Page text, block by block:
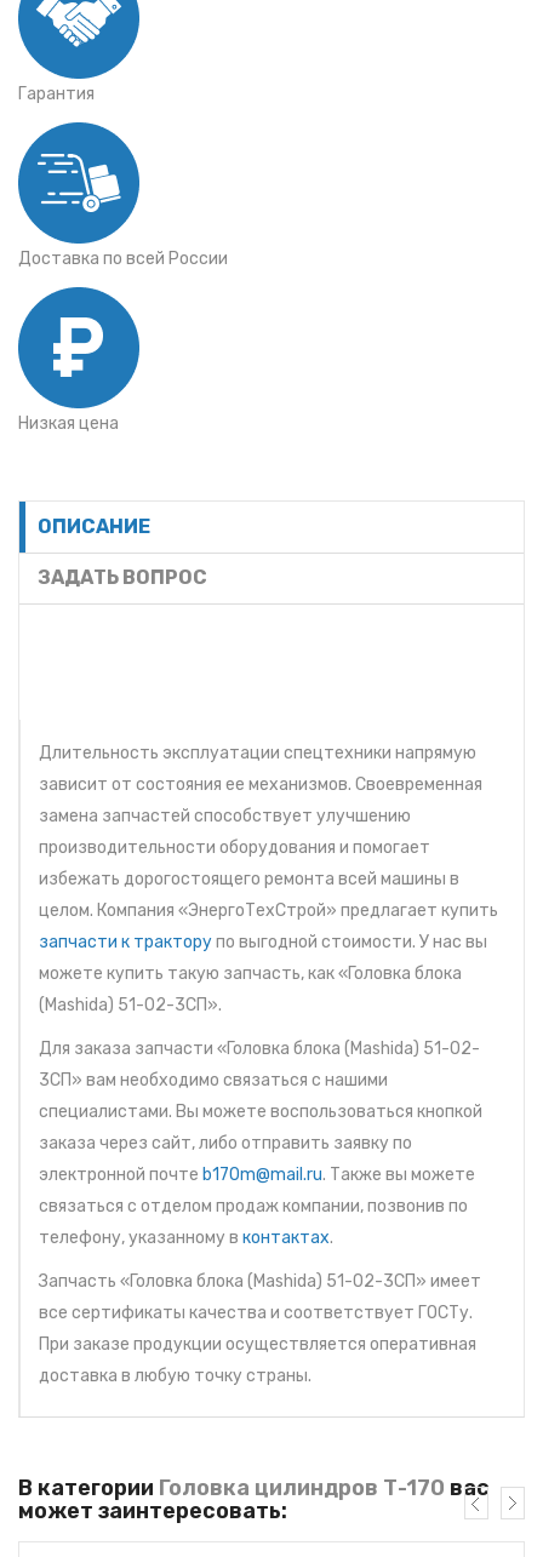
Гарантия
Доставка по всей России
Низкая цена
ОПИСАНИЕ
ЗАДАТЬ ВОПРОС
Длительность эксплуатации спецтехники напрямую
зависит от состояния ее механизмов. Своевременная
замена запчастей способствует улучшению
производительности оборудования и помогает
избежать дорогостоящего ремонта всей машины в
целом. Компания «ЭнергоТехСтрой» предлагает купить
запчасти к тракторупо выгодной стоимости. У нас вы
можете купить такую запчасть, как «Головка блока
(Mashida) 51-02-3СП».
Для заказа запчасти «Головка блока (Mashida) 51-02-
3СП» вам необходимо связаться с нашими
специалистами. Вы можете воспользоваться кнопкой
заказа через сайт, либо отправить заявку по
электронной почте b170m@mail.ru. Также вы можете
связаться с отделом продаж компании, позвонив по
телефону, указанному в контактах.
Запчасть «Головка блока (Mashida) 51-02-3СП» имеет
все сертификаты качества и соответствует ГОСТу.
При заказе продукции осуществляется оперативная
доставка в любую точку страны.
В категории Головка цилиндров Т-170 вас
может заинтересовать: